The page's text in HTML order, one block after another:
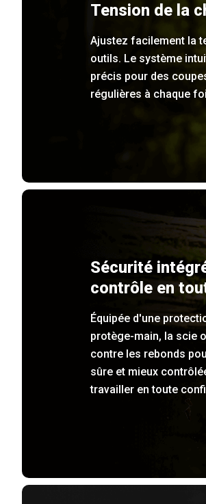
Tension de la
Ajustez facilement la
outils. Le système
précis pour des
régulières à chaque
Sécurité
contrôle en
Équipée d'une
protège-main, la scie
contre les rebonds
sûre et mieux
travailler en toute